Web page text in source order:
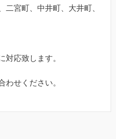
二宮町、中井町、大井町、
対応致します。
わせください。